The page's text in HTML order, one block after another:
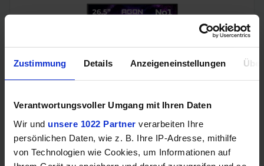
Zustimmung Details Anzeigeneinstellungen
Verantwortungsvoller Umgang mit Ihren Daten
Wir und unsere 1022 Partner verarbeiten Ihre
persönlichen Daten, wie z. B. Ihre IP-Adresse, mithilfe
von Technologien wie Cookies, um Informationen auf
AOC Agon Pro (280Hz, WQHD, QD-OLED, 27", G-Sync, 99%
DCI-P3)